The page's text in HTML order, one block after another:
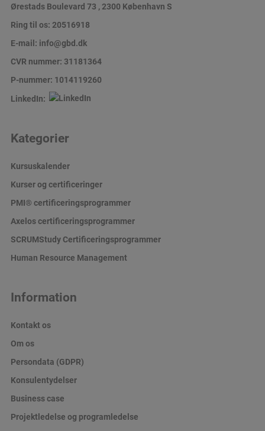
Ørestads Boulevard 73 , 2300 København S
Ring til os: 20516918
E-mail: info@gbd.dk
CVR nummer: 31181364
P-nummer: 1014119260
LinkedIn:
Kategorier
Kursuskalender
Kurser og certificeringer
PMI® certificeringsprogrammer
Axelos certificeringsprogrammer
SCRUMStudy Certificeringsprogrammer
Human Resource Management
Information
Kontakt os
Om os
Persondata (GDPR)
Konsulentydelser
Business case
Projektledelse og programledelse